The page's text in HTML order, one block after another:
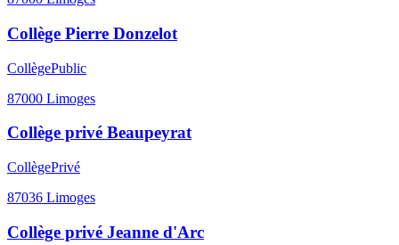
Collège Pierre Donzelot
CollègePublic
87000 Limoges
Collège privé Beaupeyrat
CollègePrivé
87036 Limoges
Collège privé Jeanne d'Arc